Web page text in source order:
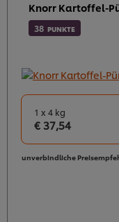
Knorr Kartoffel-
38 PUNKTE
1 x 4 kg
€ 37,54
unverbindliche